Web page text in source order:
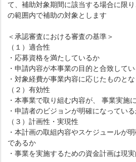
て、補助対象期間に該当する場合に限
の範囲内で補助の対象とします
＜承認審査における審査の基準＞
（１）適合性
・応募資格を満たしているか
・申請内容が本事業の目的と合致して
・対象経費が事業内容に応じたものと
（２）有効性
・本事業で取り組む内容が、 事業実施
・申請者のビジョンが明確になってい
（３）計画性・実現性
・本計画の取組内容やスケジュールが
であるか
・事業を実施するための資金計画は現